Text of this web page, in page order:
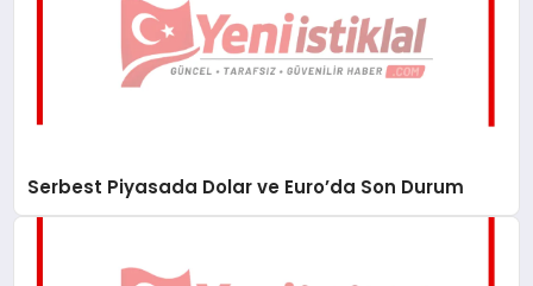
Serbest Piyasada Dolar ve Euro’da Son Durum